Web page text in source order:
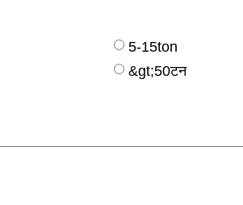
5-15ton
&gt;50टन